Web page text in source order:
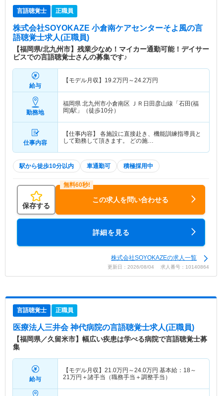
言語聴覚士 正職員
株式会社SOYOKAZE 小倉南ケアセンターそよ風の言
語聴覚士求人(正職員)
【福岡県/北九州市】残業少なめ！マイカー通勤可能！デイサー
ビスでの言語聴覚士さんの募集です♪
給与
【モデル月収】 19.2万円～24.2万円
勤務地
福岡県 北九州市小倉南区
ＪＲ日田彦山線「石田(福
岡)駅」（徒歩10分）
仕事内容
【仕事内容】 各施設に直接赴き、機能訓練指導員と
して勤務して頂きます。 どの施…
駅から徒歩10分以内 車通勤可 積極採用中
保存する
この求人を問い合わせる
詳細を見る
株式会社SOYOKAZEの求人一覧
更新日：2026/08/04 求人番号：10140864
言語聴覚士 正職員
医療法人三井会 神代病院の言語聴覚士求人(正職員)
【福岡県／久留米市】幅広い疾患は学べる病院で言語聴覚士募
集
給与
【モデル月収】 21.0万円～24.0万円 基本給：18～
21万円＋諸手当（職務手当＋調整手当）